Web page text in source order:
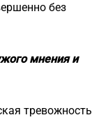
без
мнения и
тревожность